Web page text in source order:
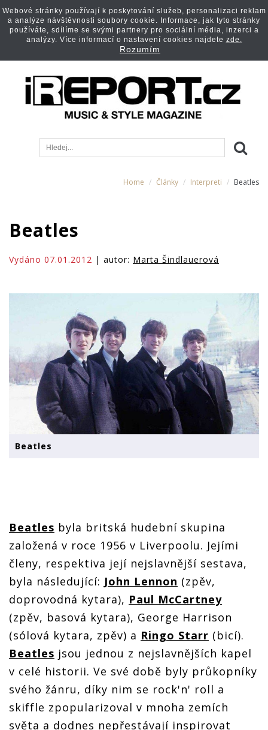
Home Články Interpreti Beatles
Beatles
Vydáno 07.01.2012 | autor: Marta Šindlauerová
Beatles
Beatles byla britská hudební skupina
založená v roce 1956 v Liverpoolu. Jejími
členy, respektiva její nejslavnější sestava,
byla následující: John Lennon (zpěv,
doprovodná kytara), Paul McCartney
(zpěv, basová kytara), George Harrison
(sólová kytara, zpěv) a Ringo Starr (bicí).
Beatles jsou jednou z nejslavnějších kapel
v celé historii. Ve své době byly průkopníky
svého žánru, díky nim se rock'n' roll a
skiffle zpopularizoval v mnoha zemích
světa a dodnes nepřestávají inspirovat
Webové stránky používají k poskytování služeb, personalizaci reklam
a analýze návštěvnosti soubory cookie. Informace, jak tyto stránky
používáte, sdílíme se svými partnery pro sociální média, inzerci a
analýzy. Více informací o nastavení cookies najdete zde.
Rozumím